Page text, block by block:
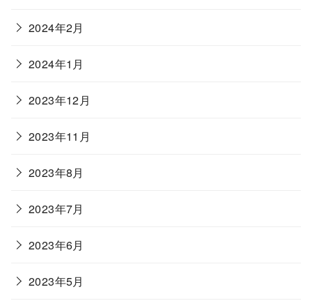
2024年2月
2024年1月
2023年12月
2023年11月
2023年8月
2023年7月
2023年6月
2023年5月